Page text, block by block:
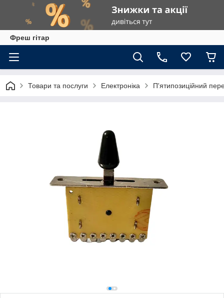
Фреш гітар
Товари та послуги Електроніка П'ятипозиційний